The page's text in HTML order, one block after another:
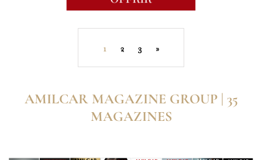
1 2 3 »
AMILCAR MAGAZINE GROUP | 35
MAGAZINES